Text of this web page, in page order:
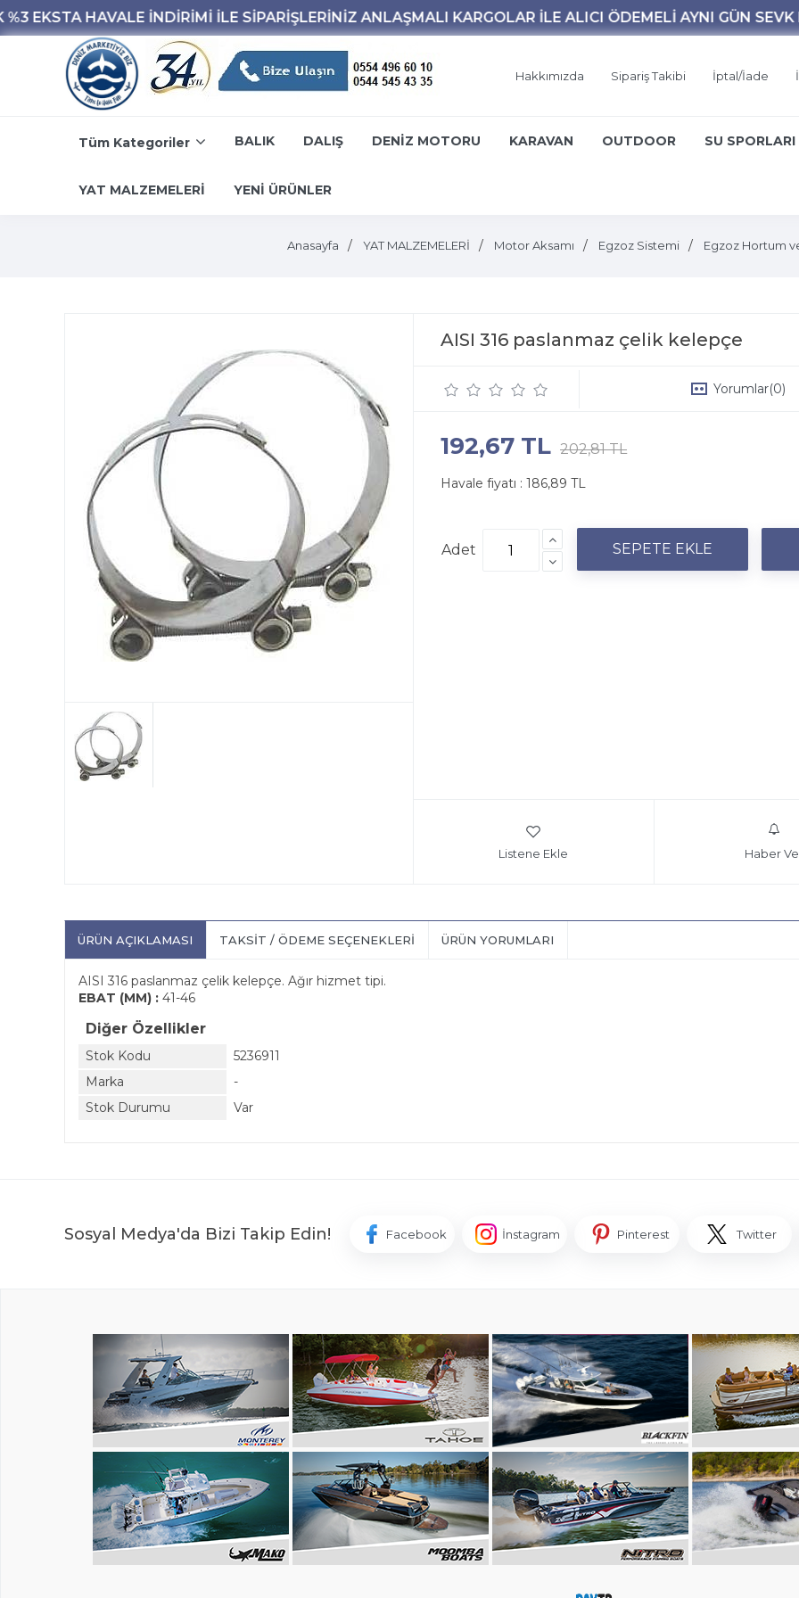
Hakkımızda Sipariş Takibi İptal/İade
Tüm Kategoriler BALIK DALIŞ DENİZ MOTORU KARAVAN OUTDOOR SU SPORLARI
YAT MALZEMELERİ YENİ ÜRÜNLER
Anasayfa YAT MALZEMELERİ Motor Aksamı Egzoz Sistemi Egzoz Hortum
AISI 316 paslanmaz çelik kelepçe
Yorumlar(0)
192,67 TL 202,81 TL
Havale fiyatı : 186,89 TL
Adet
Listene Ekle Haber
ÜRÜN AÇIKLAMASI TAKSIT / ÖDEME SEÇENEKLERI ÜRÜN YORUMLARI
AISI 316 paslanmaz çelik kelepçe. Ağır hizmet tipi.
EBAT (MM) : 41-46
Diğer Özellikler
Stok Kodu
5236911
Marka
-
Stok Durumu
Var
Sosyal Medya'da Bizi Takip Edin! Facebook İnstagram Pinterest Twitter